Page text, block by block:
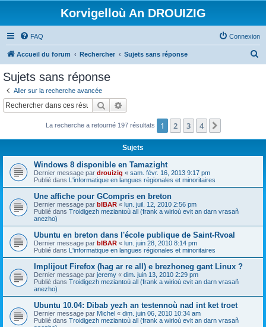
Korvigelloù An DROUIZIG
FAQ Connexion
Accueil du forum Rechercher Sujets sans réponse
c
Sujets sans réponse
Aller sur la recherche avancée
Rechercher
La recherche a retourné 197 résultats 1 2 3 4
Sujets
Windows 8 disponible en Tamazight
Dernier message par drouizig « sam. févr. 16, 2013 9:17 pm
Publié dans L'informatique en langues régionales et minoritaires
Une affiche pour GCompris en breton
Dernier message par bIBAR « lun. juil. 12, 2010 2:56 pm
Publié dans Troidigezh meziantoù all (frank a wirioù evit an darn vrasañ
anezho)
Ubuntu en breton dans l'école publique de Saint-Rvoal
Dernier message par bIBAR « lun. juin 28, 2010 8:14 pm
Publié dans L'informatique en langues régionales et minoritaires
Implijout Firefox (hag ar re all) e brezhoneg gant Linux ?
Dernier message par jeremy « dim. juin 13, 2010 2:29 pm
Publié dans Troidigezh meziantoù all (frank a wirioù evit an darn vrasañ
anezho)
Ubuntu 10.04: Dibab yezh an testennoù nad int ket troet
Dernier message par Michel « dim. juin 06, 2010 10:34 am
Publié dans Troidigezh meziantoù all (frank a wirioù evit an darn vrasañ